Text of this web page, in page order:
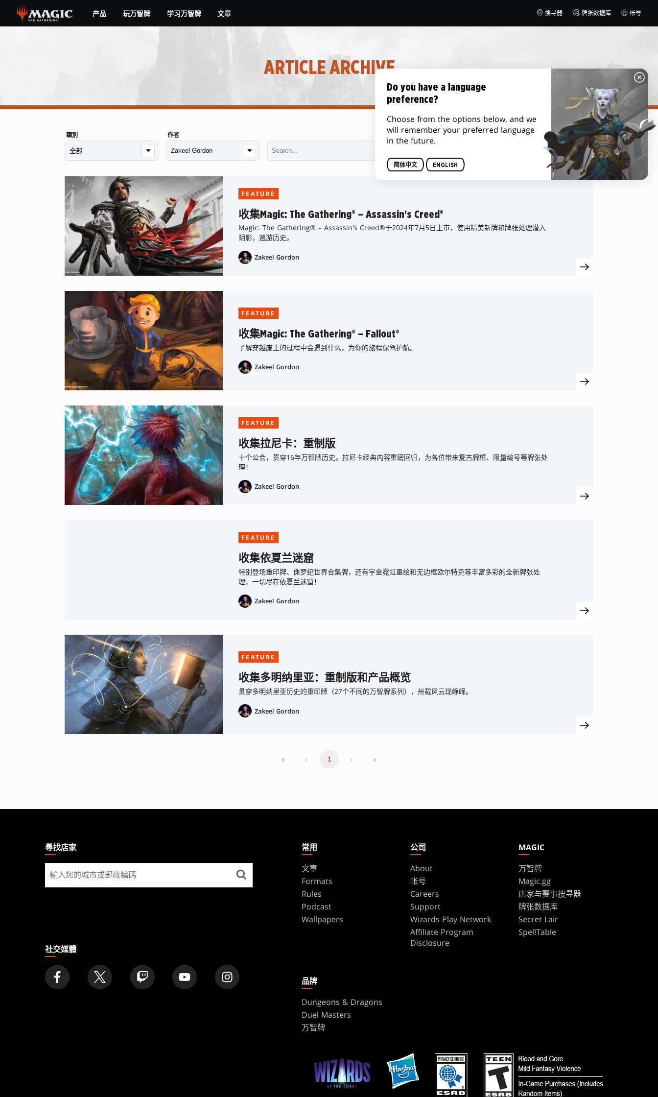
main
产品 玩万智牌 学习万智牌 文章 搜寻器 牌张数据库 帐号
ARTICLE ARCHIVE
類別 作者 排序方式
FEATURE
收集Magic: The Gathering® – Assassin's Creed®
Magic: The Gathering® – Assassin's Creed®于2024年7月5日上市，使用精美新牌和牌张处理潜入
阴影，遍游历史。
Zakeel Gordon
FEATURE
收集Magic: The Gathering® – Fallout®
了解穿越废土的过程中会遇到什么，为你的旅程保驾护航。
Zakeel Gordon
FEATURE
收集拉尼卡：重制版
十个公会，贯穿16年万智牌历史。拉尼卡经典内容重磅回归，为各位带来复古牌框、限量编号等牌张处
理！
Zakeel Gordon
FEATURE
收集依夏兰迷窟
特别登场重印牌、侏罗纪世界合集牌，还有宇金霓虹墨绘和无边框欧尔特克等丰富多彩的全新牌张处
理，一切尽在依夏兰迷窟！
Zakeel Gordon
FEATURE
收集多明纳里亚：重制版和产品概览
贯穿多明纳里亚历史的重印牌（27个不同的万智牌系列），卅载风云现峥嵘。
Zakeel Gordon
« ‹ 1 › »
GATHERING尋找店家
尋
找
社交媒體
常用
文章
Formats
Rules
Podcast
Wallpapers
公司
About
帐号
Careers
Support
Wizards Play Network
Affiliate Program
Disclosure
MAGIC
万智牌
Magic.gg
店家与赛事搜寻器
牌张数据库
Secret Lair
SpellTable
品牌
Dungeons & Dragons
Duel Masters
万智牌
Do you have a language
preference?
Choose from the options below, and we
will remember your preferred language
in the future.
简体中文 ENGLISH